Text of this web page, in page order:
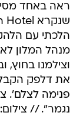
ראה באחד
הלכתי עם
מנהל המלון
וצילמנו בחוץ,
את דלפק
פנימה לצלם'.
נגמר". //